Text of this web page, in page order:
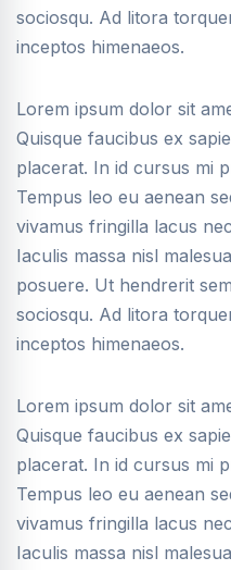
sociosqu. Ad litora
inceptos himenaeos.
Lorem ipsum dolor sit
Quisque faucibus ex
placerat. In id cursus mi
Tempus leo eu aenean
vivamus fringilla lacus
Iaculis massa nisl
posuere. Ut hendrerit
sociosqu. Ad litora
inceptos himenaeos.
Lorem ipsum dolor sit
Quisque faucibus ex
placerat. In id cursus mi
Tempus leo eu aenean
vivamus fringilla lacus
Iaculis massa nisl